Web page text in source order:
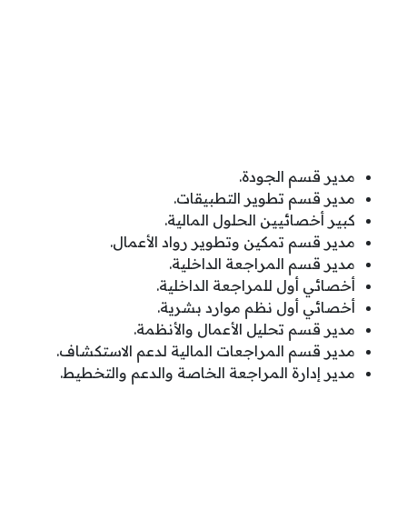
مدير قسم الجودة.
مدير قسم تطوير التطبيقات.
كبير أخصائيين الحلول المالية.
مدير قسم تمكين وتطوير رواد الأعمال.
مدير قسم المراجعة الداخلية.
أخصائي أول للمراجعة الداخلية.
أخصائي أول نظم موارد بشرية.
مدير قسم تحليل الأعمال والأنظمة.
مدير قسم المراجعات المالية لدعم الاستكشاف.
مدير إدارة المراجعة الخاصة والدعم والتخطيط.